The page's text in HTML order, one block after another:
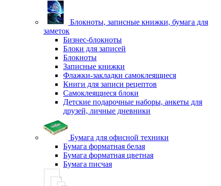
Блокноты, записные книжки, бумага для
заметок
Бизнес-блокноты
Блоки для записей
Блокноты
Записные книжки
Флажки-закладки самоклеящиеся
Книги для записи рецептов
Самоклеящиеся блоки
Детские подарочные наборы, анкеты для
друзей, личные дневники
Бумага для офисной техники
Бумага форматная белая
Бумага форматная цветная
Бумага писчая